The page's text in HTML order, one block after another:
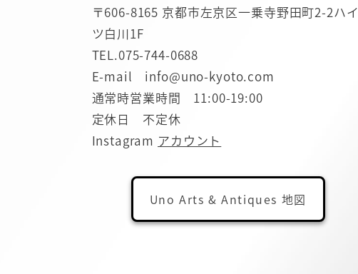
〒606-8165 京都市左京区一乗寺野田町2-2ハイ
ツ白川1F
TEL.075-744-0688
E-mail info@uno-kyoto.com
通常時営業時間 11:00-19:00
定休日 不定休
Instagram アカウント
Uno Arts & Antiques 地図